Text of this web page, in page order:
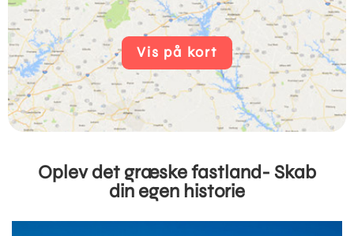
Vis på kort
Oplev det græske fastland- Skab
din egen historie